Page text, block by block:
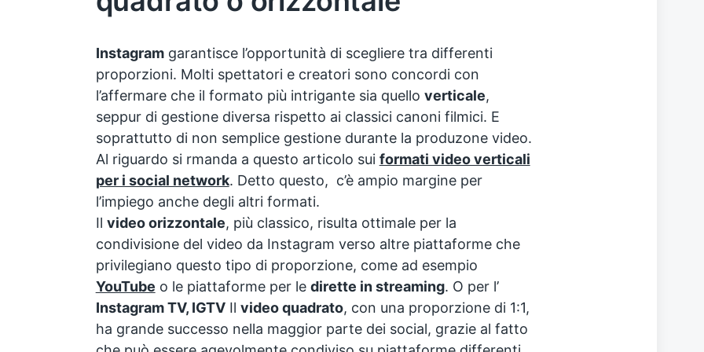
Instagramgarantisce l’opportunità di scegliere tra differenti
proporzioni. Molti spettatori e creatori sono concordi con
l’affermare che il formato più intrigante sia quello verticale,
seppur di gestione diversa rispetto ai classici canoni filmici. E
soprattutto di non semplice gestione durante la produzone video.
Al riguardo si rmanda a questo articolo sui formati video verticali
per i social network. Detto questo, c’è ampio margine per
l’impiego anche degli altri formati.
Il video orizzontale, più classico, risulta ottimale per la
condivisione del video da Instagram verso altre piattaforme che
privilegiano questo tipo di proporzione, come ad esempio
YouTube o le piattaforme per le dirette in streaming. O per l’
Instagram TV, IGTVIl video quadrato, con una proporzione di 1:1,
ha grande successo nella maggior parte dei social, grazie al fatto